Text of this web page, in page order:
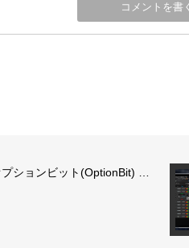
プションビット(OptionBit) …